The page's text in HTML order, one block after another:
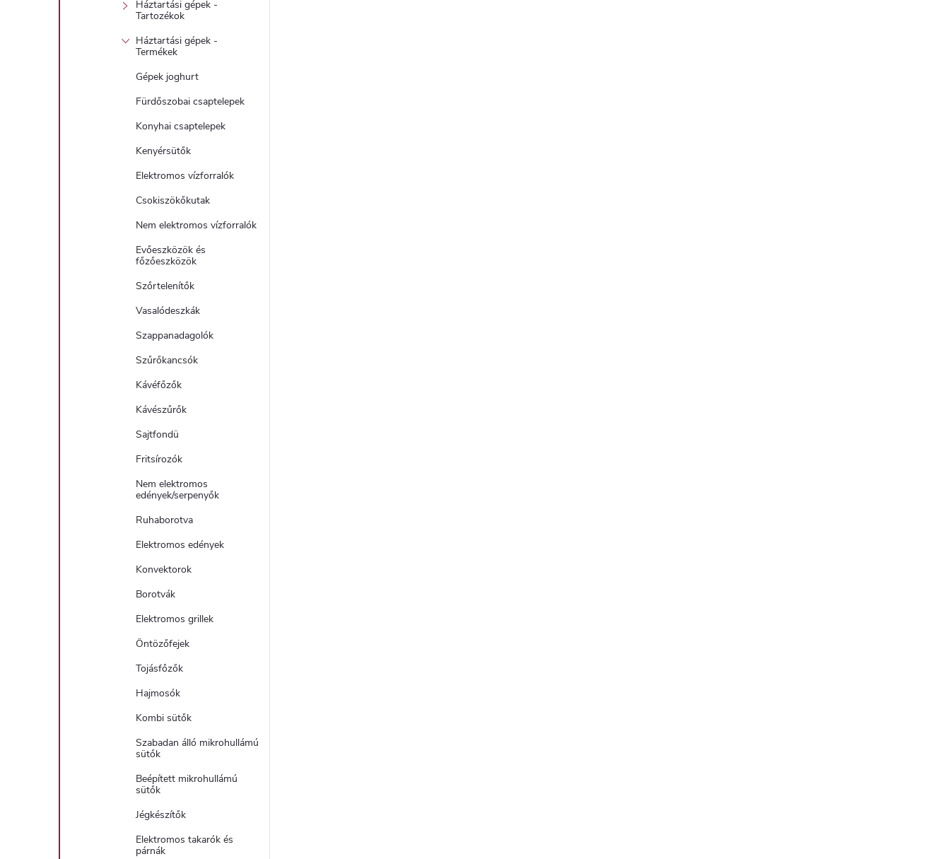
Háztartási gépek -
Tartozékok
Háztartási gépek -
Termékek
Gépek joghurt
Fürdőszobai csaptelepek
Konyhai csaptelepek
Kenyérsütők
Elektromos vízforralók
Csokiszökőkutak
Nem elektromos vízforralók
Evőeszközök és
főzőeszközök
Szőrtelenítők
Vasalódeszkák
Szappanadagolók
Szűrőkancsók
Kávéfőzők
Kávészűrők
Sajtfondü
Fritsírozók
Nem elektromos
edények/serpenyők
Ruhaborotva
Elektromos edények
Konvektorok
Borotvák
Elektromos grillek
Öntözőfejek
Tojásfőzők
Hajmosók
Kombi sütők
Szabadan álló mikrohullámú
sütők
Beépített mikrohullámú
sütők
Jégkészítők
Elektromos takarók és
párnák